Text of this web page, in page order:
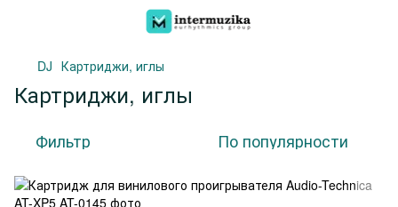
DJ Картриджи, иглы
Картриджи, иглы
Фильтр По популярности